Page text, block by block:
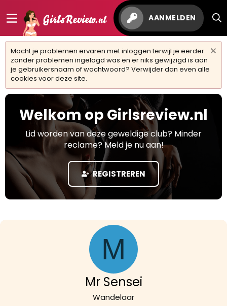
AANMELDEN
Mocht je problemen ervaren met inloggen terwijl je eerder
zonder problemen ingelogd was en er niks gewijzigd is aan
je gebruikersnaam of wachtwoord? Verwijder dan even alle
cookies voor deze site.
Welkom op Girlsreview.nl
Lid worden van deze geweldige club? Minder
reclame? Meld je nu aan!
REGISTREREN
M
Mr Sensei
Wandelaar